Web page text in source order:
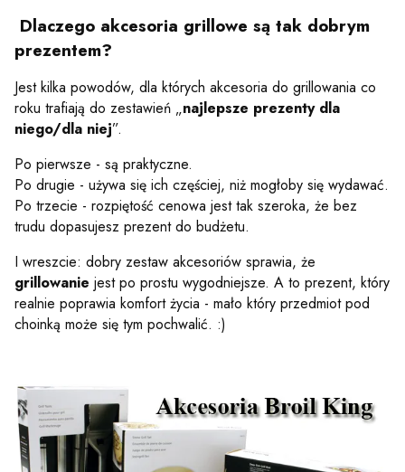
Dlaczego akcesoria grillowe są tak dobrym
prezentem?
Jest kilka powodów, dla których akcesoria do grillowania co
roku trafiają do zestawień „najlepsze prezenty dla
niego/dla niej”.
Po pierwsze - są praktyczne.
Po drugie - używa się ich częściej, niż mogłoby się wydawać.
Po trzecie - rozpiętość cenowa jest tak szeroka, że bez
trudu dopasujesz prezent do budżetu.
I wreszcie: dobry zestaw akcesoriów sprawia, że
grillowanie jest po prostu wygodniejsze. A to prezent, który
realnie poprawia komfort życia - mało który przedmiot pod
choinką może się tym pochwalić. :)